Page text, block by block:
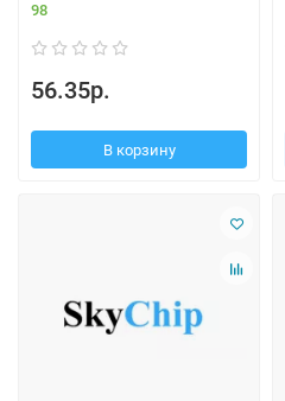
98
56.35р.
В корзину